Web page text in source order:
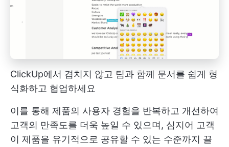
ClickUp에서 겹치지 않고 팀과 함께 문서를 쉽게 형
식화하고 협업하세요
이를 통해 제품의 사용자 경험을 반복하고 개선하여
고객의 만족도를 더욱 높일 수 있으며, 심지어 고객
이 제품을 유기적으로 공유할 수 있는 수준까지 끌